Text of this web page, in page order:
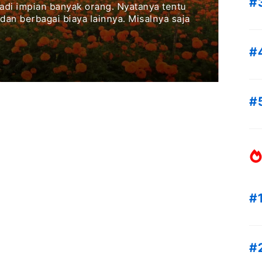
impian banyak orang. Nyatanya tentu
berbagai biaya lainnya. Misalnya saja